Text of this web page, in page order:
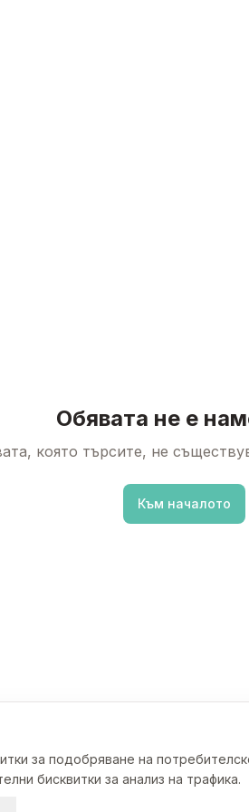
Обявата не е
която търсите, не
Към началото
за подобряване на
бисквитки за анализ на трафика.